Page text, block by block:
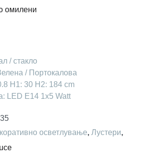
омилени
/ стакло
/ Портокалова
H1: 30 H2: 184 cm
LED E14 1x5 Watt
осветлување, Лустери,